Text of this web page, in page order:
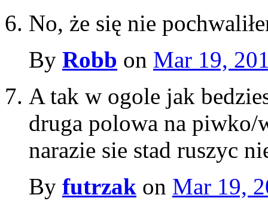
No, że się nie
By Robb on Mar 19,
A tak w ogole jak
druga polowa na
narazie sie stad ruszyc
By futrzak on Mar 19,